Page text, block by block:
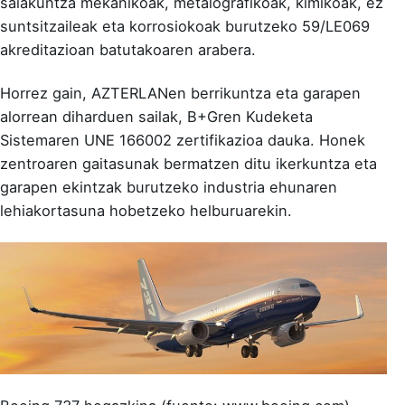
suntsitzaileak eta korrosiokoak burutzeko 59/LE069
akreditazioan batutakoaren arabera.
Horrez gain, AZTERLANen berrikuntza eta garapen
alorrean diharduen sailak, B+Gren Kudeketa
Sistemaren UNE 166002 zertifikazioa dauka. Honek
zentroaren gaitasunak bermatzen ditu ikerkuntza eta
garapen ekintzak burutzeko industria ehunaren
lehiakortasuna hobetzeko helburuarekin.